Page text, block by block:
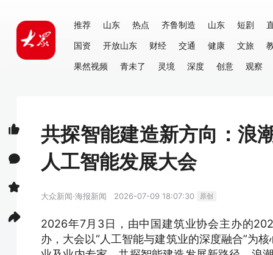
推荐 山东 热点 齐鲁制造 山东 短剧
国资
开放山东 财经 交通 健康 文旅
果然视频
青未了 灵境 深度 创意 观察
共探智能建造新方向：浪
人工智能发展大会
大众新闻·海报新闻 2026-07-09 18:07:30 原创
2026年7月3日，由中国建筑业协会主办的
办，大会以“人工智能与建筑业的深度融合”为